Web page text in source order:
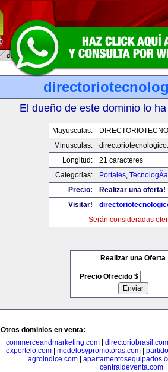
El dueño de este dominio lo
Mayusculas:
Minusculas:
Longitud:
21 caracteres
Categorias:
Portales, TecnologÃ­a
Precio:
Realizar una oferta!
Visitar!
Serán consideradas
Realizar una Oferta
Precio Ofrecido $
Otros dominios en venta:
commerceandmarketing.com| directoriobrasil.com
exportelo.com
modelosypromotoras.com
agroindice.com
centraldeventa.com|